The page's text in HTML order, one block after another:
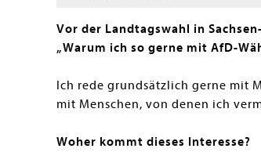
Vor der Landtagswahl in
„Warum ich so gerne mit AfD-
Ich rede grundsätzlich gerne mit
mit Menschen, von denen ich
Woher kommt dieses Interesse?